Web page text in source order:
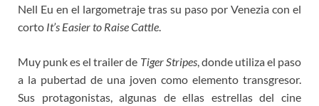
o
o
e
r
d
o
i
n
m
e
r
e
t
Nell Eu en el largometraje tras su paso por Venezia con el
corto It’s Easier to Raise Cattle.
Muy punk es el trailer de Tiger Stripes, donde utiliza el paso
a la pubertad de una joven como elemento transgresor.
Sus protagonistas, algunas de ellas estrellas del cine